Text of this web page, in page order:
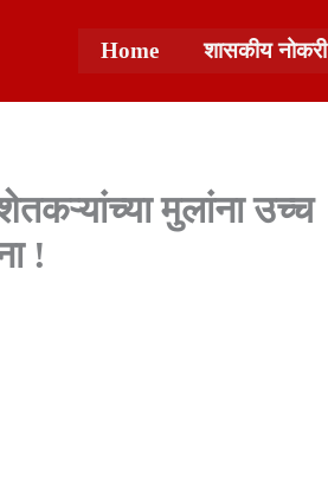
Home शासकीय नोकरी
मुलांना उच्च
!